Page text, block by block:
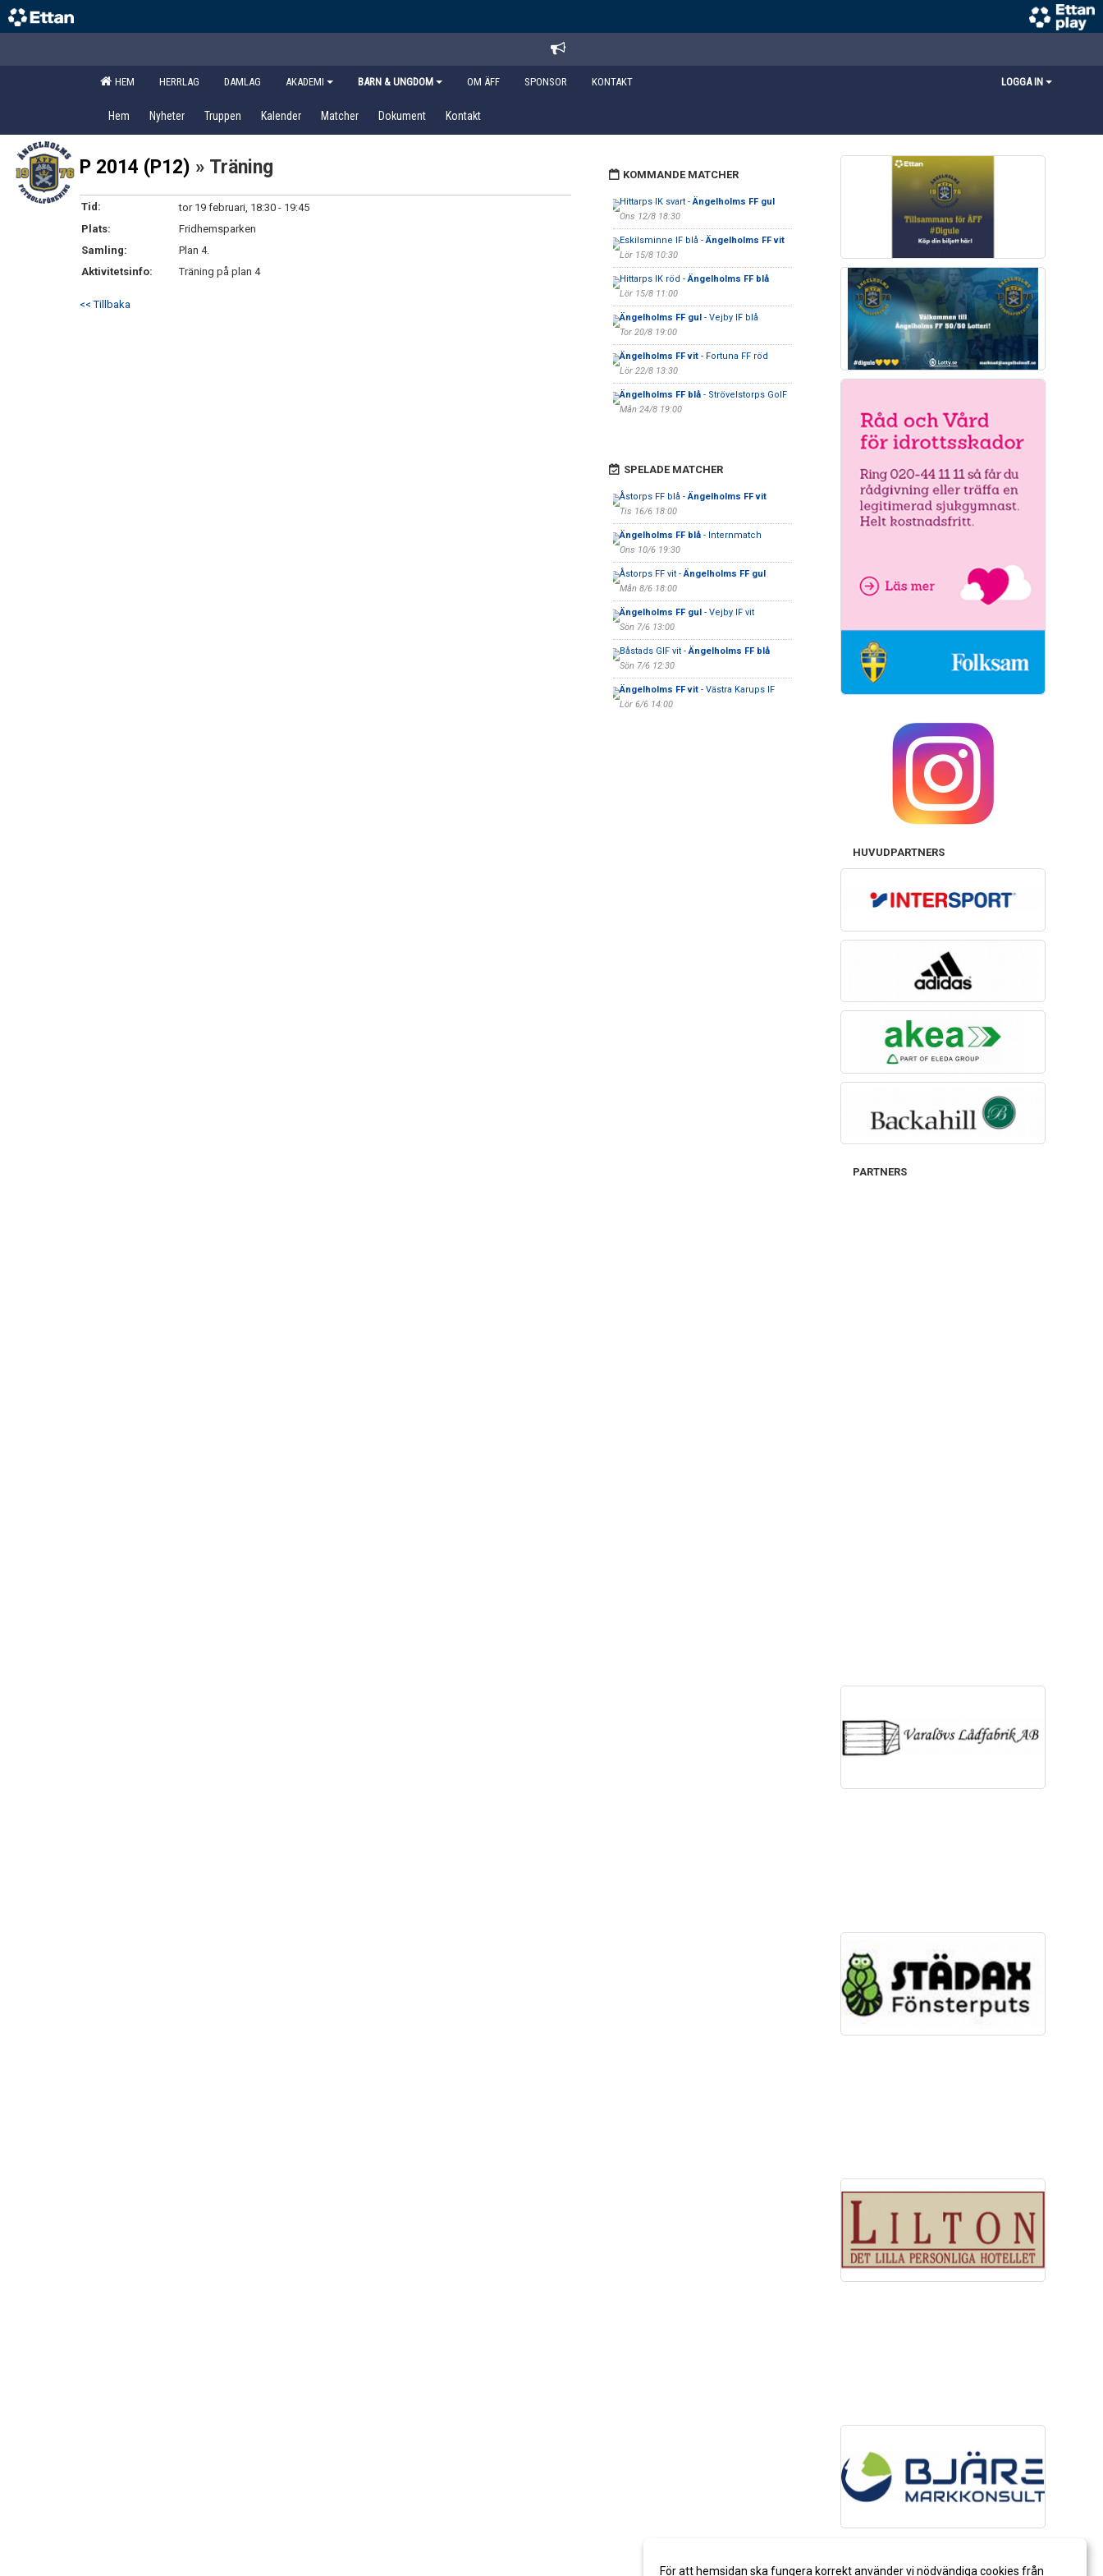
HEM HERRLAG DAMLAG AKADEMI BARN & UNGDOM OM ÄFF SPONSOR KONTAKT LOGGA IN
Hem Nyheter Truppen Kalender Matcher Dokument Kontakt
P 2014 (P12) » Träning
Tid:
tor 19 februari, 18:30 - 19:45
Plats:
Fridhemsparken
Samling:
Plan 4.
Aktivitetsinfo:
Träning på plan 4
<< Tillbaka
KOMMANDE MATCHER
Hittarps IK svart -Ängelholms FF gul
Ons 12/8 18:30
Eskilsminne IF blå -Ängelholms FF vit
Lör 15/8 10:30
Hittarps IK röd -Ängelholms FF blå
Lör 15/8 11:00
Ängelholms FF gul- Vejby IF blå
Tor 20/8 19:00
Ängelholms FF vit- Fortuna FF röd
Lör 22/8 13:30
Ängelholms FF blå- Strövelstorps GoIF
Mån 24/8 19:00
SPELADE MATCHER
Åstorps FF blå -Ängelholms FF vit
Tis 16/6 18:00
Ängelholms FF blå- Internmatch
Ons 10/6 19:30
Åstorps FF vit -Ängelholms FF gul
Mån 8/6 18:00
Ängelholms FF gul- Vejby IF vit
Sön 7/6 13:00
Båstads GIF vit -Ängelholms FF blå
Sön 7/6 12:30
Ängelholms FF vit- Västra Karups IF
Lör 6/6 14:00
HUVUDPARTNERS
PARTNERS
För att hemsidan ska fungera korrekt använder vi nödvändiga cookies från